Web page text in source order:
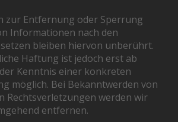
zur Entfernung oder Sperrung
Informationen nach den
bleiben hiervon unberührt.
Haftung ist jedoch erst ab
Kenntnis einer konkreten
möglich. Bei Bekanntwerden von
Rechtsverletzungen werden wir
entfernen.